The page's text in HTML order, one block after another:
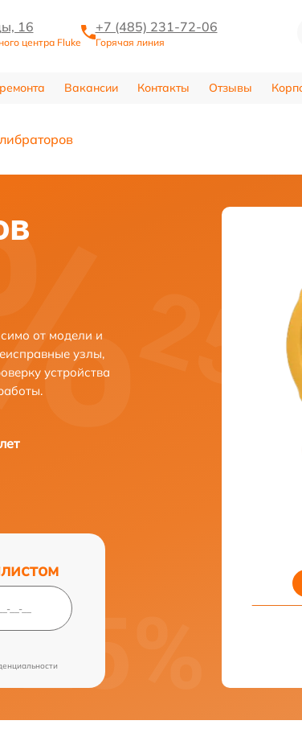
16
центра Fluke
+7 (485) 231-72-06
Горячая линия
Вакансии Контакты Отзывы
от модели и
узлы,
устройства